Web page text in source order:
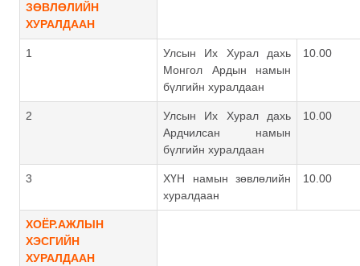
ЗӨВЛӨЛИЙН
ХУРАЛДААН
1
Улсын Их Хурал дахь
Монгол Ардын намын
бүлгийн хуралдаан
10.00
2
Улсын Их Хурал дахь
Ардчилсан намын
бүлгийн хуралдаан
10.00
3
ХҮН намын зөвлөлийн
хуралдаан
10.00
ХОЁР.АЖЛЫН
ХЭСГИЙН
ХУРАЛДААН